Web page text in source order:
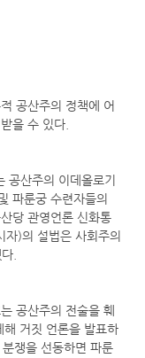
공산주의 정책에 어
을 수 있다.
공산주의 이데올로기
파룬궁 수련자들의
당 관영언론 신화통
자)의 설법은 사회주의
.
공산주의 전술을 훼
거짓 언론을 발표하
쟁을 선동하면 파룬